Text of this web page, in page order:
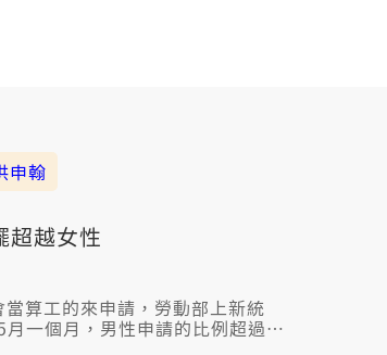
申翰
超越女性
算工的來申請，勞動部上新統
一個月，男性申請的比例超過